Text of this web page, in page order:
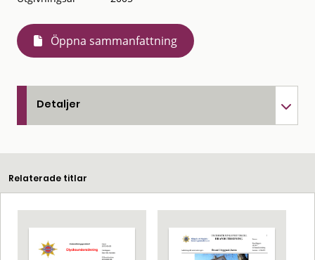
Öppna sammanfattning
Detaljer
Relaterade titlar